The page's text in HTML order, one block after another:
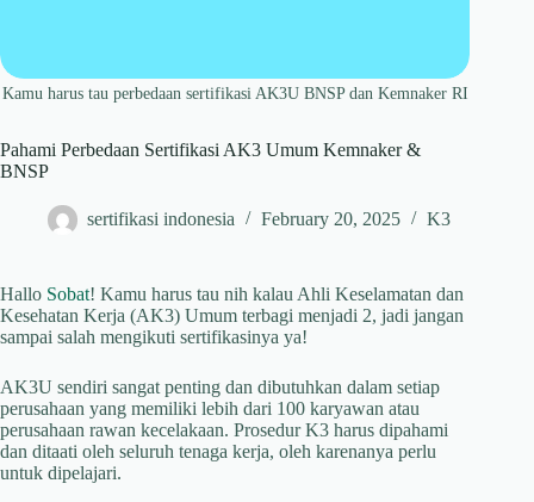
Kamu harus tau perbedaan sertifikasi AK3U BNSP dan Kemnaker RI
Pahami Perbedaan Sertifikasi AK3 Umum Kemnaker &
BNSP
sertifikasi indonesia February 20, 2025 K3
Hallo Sobat! Kamu harus tau nih kalau Ahli Keselamatan dan
Kesehatan Kerja (AK3) Umum terbagi menjadi 2, jadi jangan
sampai salah mengikuti sertifikasinya ya!
AK3U sendiri sangat penting dan dibutuhkan dalam setiap
perusahaan yang memiliki lebih dari 100 karyawan atau
perusahaan rawan kecelakaan. Prosedur K3 harus dipahami
dan ditaati oleh seluruh tenaga kerja, oleh karenanya perlu
untuk dipelajari.